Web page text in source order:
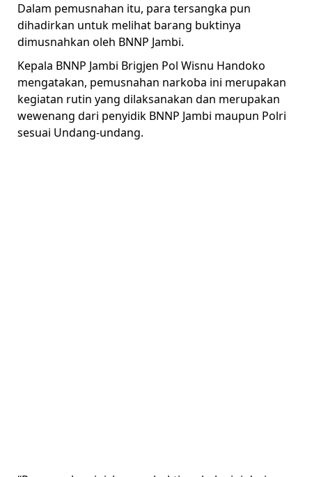
Dalam pemusnahan itu, para tersangka pun
dihadirkan untuk melihat barang buktinya
dimusnahkan oleh BNNP Jambi.
Kepala BNNP Jambi Brigjen Pol Wisnu Handoko
mengatakan, pemusnahan narkoba ini merupakan
kegiatan rutin yang dilaksanakan dan merupakan
wewenang dari penyidik BNNP Jambi maupun Polri
sesuai Undang-undang.